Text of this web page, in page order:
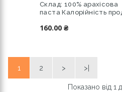
Склад: 100% арахісова
паста Калорійність
160.00 ₴
1 2 > >|
Показано від 1